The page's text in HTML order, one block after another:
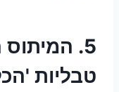
5.
טבליות